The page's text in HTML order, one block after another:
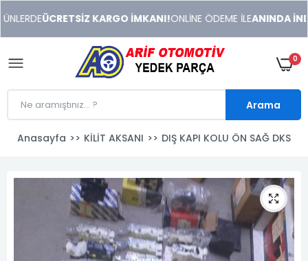
xonusu
veren
sitolar
ÜCRETSİZ KARGO İMKANI!ONLİNE ÖDEME İLE ANINDA
0
Arama
Anasayfa KİLİT AKSANI DIŞ KAPI KOLU ÖN SAĞ DKS